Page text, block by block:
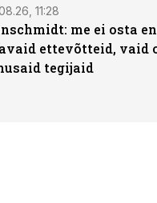
11:28
me ei osta
ettevõtteid, vaid
tegijaid